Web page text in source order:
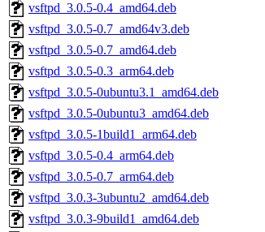
vsftpd_3.0.5-0.4_amd64.deb
vsftpd_3.0.5-0.7_amd64v3.deb
vsftpd_3.0.5-0.7_amd64.deb
vsftpd_3.0.5-0.3_arm64.deb
vsftpd_3.0.5-0ubuntu3.1_amd64.deb
vsftpd_3.0.5-0ubuntu3_amd64.deb
vsftpd_3.0.5-1build1_arm64.deb
vsftpd_3.0.5-0.4_arm64.deb
vsftpd_3.0.5-0.7_arm64.deb
vsftpd_3.0.3-3ubuntu2_amd64.deb
vsftpd_3.0.3-9build1_amd64.deb